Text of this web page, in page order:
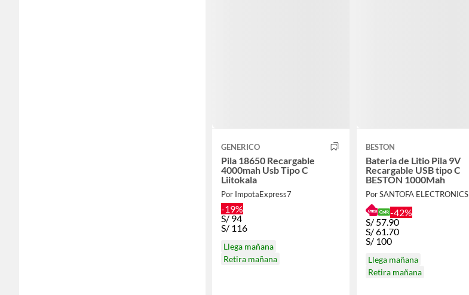
GENERICO
Pila 18650 Recargable
4000mah Usb Tipo C
Liitokala
Por ImpotaExpress7
-19%
S/94
S/ 116
Llega mañana
Retira mañana
BESTON
Bateria de Litio Pila 9V
Recargable USB tipo C
BESTON 1000Mah
Por SANTOFA ELECTRONICS
-42%
S/ 57.90
S/61.70
S/ 100
Llega mañana
Retira mañana